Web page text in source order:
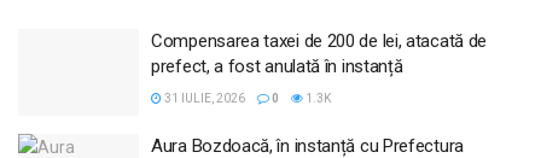
Compensarea taxei de 200 de lei, atacată de
prefect, a fost anulată în instanță
31 IULIE, 2026 0 1.3K
Aura Bozdoacă, în instanță cu Prefectura